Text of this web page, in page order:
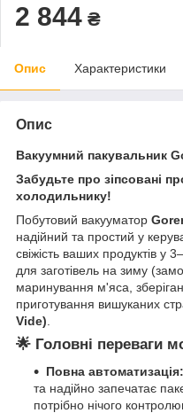
2 844 ₴
Опис Характеристики
Опис
Вакуумний пакувальник
Забудьте про зіпсовані
холодильнику!
Побутовий вакууматор
надійний та простий у
свіжість ваших продуктів у
для заготівель на зиму
маринування м'яса,
приготування вишуканих
Vide)
🌟 Головні переваги
Повна автоматизація:
та надійно запечатає
потрібно нічого